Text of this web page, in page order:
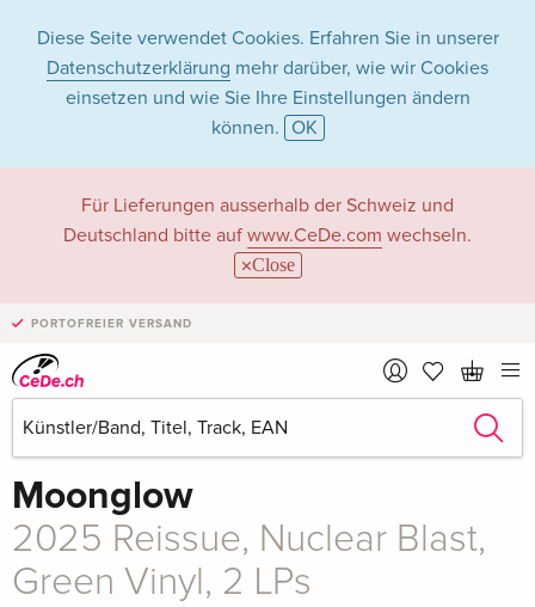
Diese Seite verwendet Cookies. Erfahren Sie in unserer
Datenschutzerklärung mehr darüber, wie wir Cookies
einsetzen und wie Sie Ihre Einstellungen ändern
können. OK
Für Lieferungen ausserhalb der Schweiz und
Deutschland bitte auf www.CeDe.com wechseln.
Close
PORTOFREIER VERSAND
Teilen
CHF 41.50
Avantasia
Moonglow
2025 Reissue, Nuclear Blast,
Green Vinyl, 2 LPs